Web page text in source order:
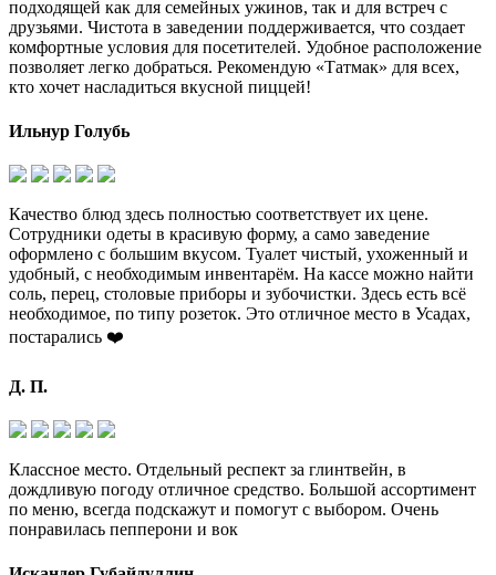
подходящей как для семейных ужинов, так и для встреч с
друзьями. Чистота в заведении поддерживается, что создает
комфортные условия для посетителей. Удобное расположение
позволяет легко добраться. Рекомендую «Татмак» для всех,
кто хочет насладиться вкусной пиццей!
Ильнур Голубь
Качество блюд здесь полностью соответствует их цене.
Сотрудники одеты в красивую форму, а само заведение
оформлено с большим вкусом. Туалет чистый, ухоженный и
удобный, с необходимым инвентарём. На кассе можно найти
соль, перец, столовые приборы и зубочистки. Здесь есть всё
необходимое, по типу розеток. Это отличное место в Усадах,
постарались ❤️
Д. П.
Классное место. Отдельный респект за глинтвейн, в
дождливую погоду отличное средство. Большой ассортимент
по меню, всегда подскажут и помогут с выбором. Очень
понравилась пепперони и вок